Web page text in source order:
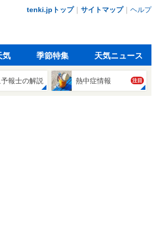
tenki.jpトップ｜ サイトマップ｜ ヘルプ
気 季節特集 天気ニュース
報士の解説 熱中症情報 注目